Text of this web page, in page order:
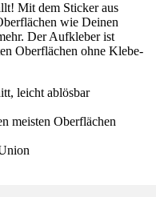
Mit dem Sticker aus
wie Deinen
Der Aufkleber ist
Oberflächen ohne Klebe-
leicht ablösbar
meisten Oberflächen